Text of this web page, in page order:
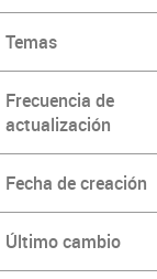
Temas
Frecuencia de
actualización
Fecha de creación
Último cambio